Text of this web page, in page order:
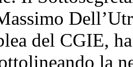
del CGIE,
la